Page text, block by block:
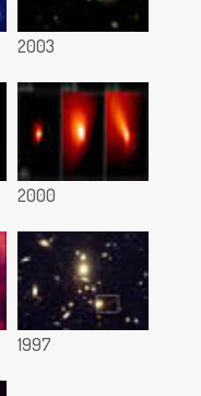
2003
2000
1997